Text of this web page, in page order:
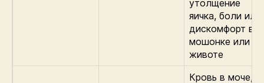
утолщение
яичка, боли или
дискомфорт в
мошонке или
животе
Кровь в моче,